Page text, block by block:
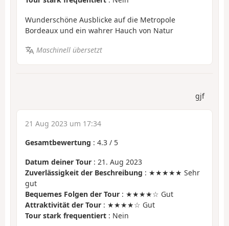
Wunderschöne Ausblicke auf die Metropole
Bordeaux und ein wahrer Hauch von Natur
Maschinell übersetzt
gjf
21 Aug 2023 um 17:34
Gesamtbewertung : 4.3 / 5
Datum deiner Tour : 21. Aug 2023
Zuverlässigkeit der Beschreibung : ★★★★★ Sehr
gut
Bequemes Folgen der Tour : ★★★★☆ Gut
Attraktivität der Tour : ★★★★☆ Gut
Tour stark frequentiert : Nein